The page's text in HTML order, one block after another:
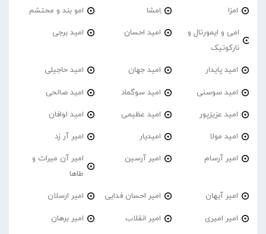
امزا اِمشا امو بند و محتشم
امی و ایمورتال و
نارکوتیک
امید احسان امید برجی
امید پایدار امید جهان امید حاجیلی
امید سوسنی امید سوگماد امید صالحی
امید عزیزپور امید عظیمی امید لوافان
امید مولا امیدیار امیر آر زد
امیر آرسام امیر آرسین
امیر آن میراث و
طاها
امیر آیهان امیر احسان فدایی امیر ارسلان
امیر امیری امیر انقلاب امیر برهان